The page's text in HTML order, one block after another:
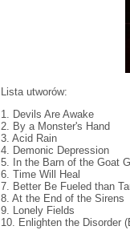
Lista utworów:
1. Devils Are Awake
2. By a Monster's Hand
3. Acid Rain
4. Demonic Depression
5. In the Barn of the Goat
6. Time Will Heal
7. Better Be Fueled than
8. At the End of the Sirens
9. Lonely Fields
10. Enlighten the Disorder